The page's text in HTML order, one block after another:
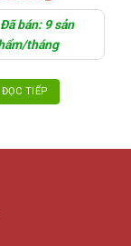
Đã bán: 9 sản
tháng
ĐỌC TIẾP